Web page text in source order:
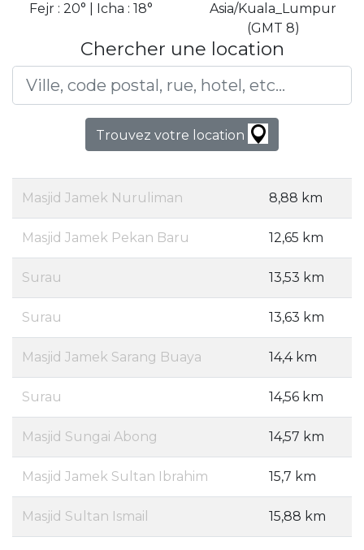
Fejr : 20° | Icha : 18°
Asia/Kuala_Lumpur
(GMT 8)
Chercher une location
Trouvez votre location
Masjid Jamek Nuruliman 8,88 km
Masjid Jamek Pekan Baru 12,65 km
Surau 13,53 km
Surau 13,63 km
Masjid Jamek Sarang Buaya 14,4 km
Surau 14,56 km
Masjid Sungai Abong 14,57 km
Masjid Jamek Sultan Ibrahim 15,7 km
Masjid Sultan Ismail 15,88 km